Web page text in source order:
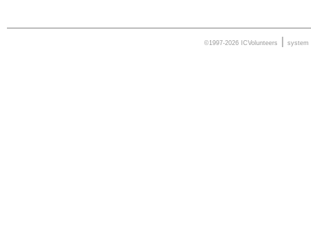
©1997-2026 ICVolunteers system